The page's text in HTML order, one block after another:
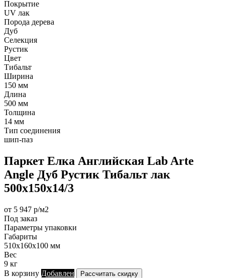
Покрытие
UV лак
Порода дерева
Дуб
Селекция
Рустик
Цвет
Тибальт
Ширина
150 мм
Длина
500 мм
Толщина
14 мм
Тип соединения
шип-паз
Паркет Елка Английская Lab Arte
Angle Дуб Рустик Тибальт лак
500х150х14/3
от 5 947 р/м2
Под заказ
Параметры упаковки
Габариты
510х160х100 мм
Вес
9 кг
В корзину Добавлен Рассчитать скидку